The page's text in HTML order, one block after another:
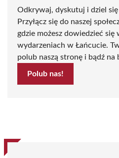
Odkrywaj, dyskutuj i dziel
Przyłącz się do naszej
gdzie możesz dowiedzieć się
wydarzeniach w Łańcucie.
polub naszą stronę i bądź na
Polub nas!